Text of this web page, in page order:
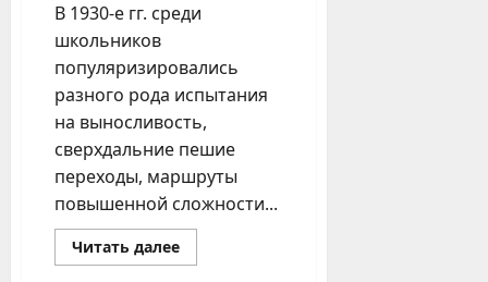
В 1930-е гг. среди
школьников
популяризировались
разного рода испытания
на выносливость,
сверхдальние пешие
переходы, маршруты
повышенной сложности...
Читать далееПрочитать
больше